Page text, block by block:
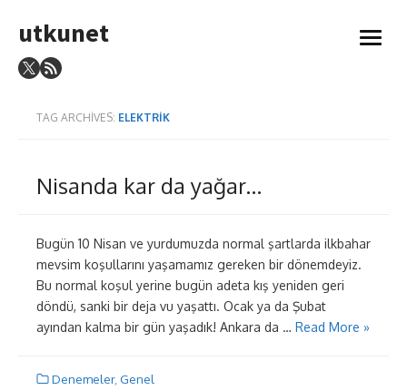
to
utkunet
open
TAG ARCHIVES: ELEKTRIK
Nisanda kar da yağar…
Bugün 10 Nisan ve yurdumuzda normal şartlarda ilkbahar
mevsim koşullarını yaşamamız gereken bir dönemdeyiz.
Bu normal koşul yerine bugün adeta kış yeniden geri
döndü, sanki bir deja vu yaşattı. Ocak ya da Şubat
ayından kalma bir gün yaşadık! Ankara da … Read More »
Denemeler, Genel